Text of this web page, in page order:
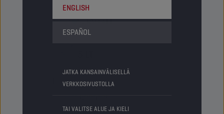
ENGLISH
ESPAÑOL
JATKA KANSAINVÄLISELLÄ
VERKKOSIVUSTOLLA
TAI VALITSE ALUE JA KIELI
Pakkausta kuormalavassa
Status NORMAALI
Pullo